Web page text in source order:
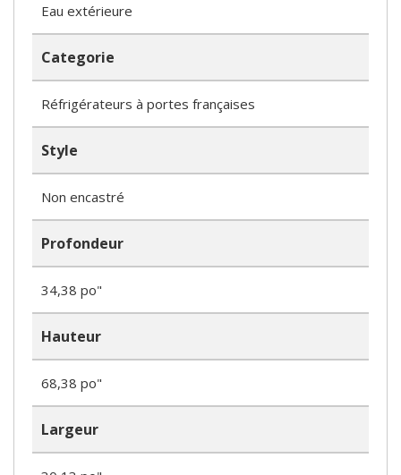
Eau extérieure
Categorie
Réfrigérateurs à portes françaises
Style
Non encastré
Profondeur
34,38 po"
Hauteur
68,38 po"
Largeur